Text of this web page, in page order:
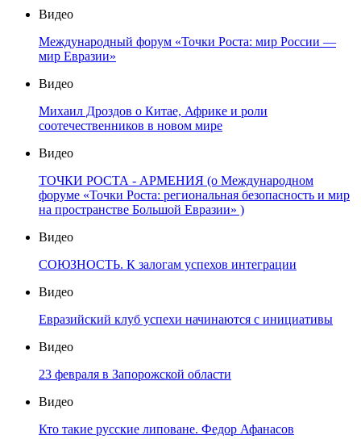
Видео
Международный форум «Точки Роста: мир России —
мир Евразии»
Видео
Михаил Дроздов о Китае, Африке и роли
соотечественников в новом мире
Видео
ТОЧКИ РОСТА - АРМЕНИЯ (о Международном
форуме «Точки Роста: региональная безопасность и мир
на пространстве Большой Евразии» )
Видео
СОЮЗНОСТЬ. К залогам успехов интеграции
Видео
Евразийский клуб успехи начинаются с инициативы
Видео
23 февраля в Запорожской области
Видео
Кто такие русские липоване. Федор Афанасов